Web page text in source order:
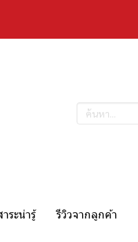
ระน่ารู้ รีวิวจากลูกค้า